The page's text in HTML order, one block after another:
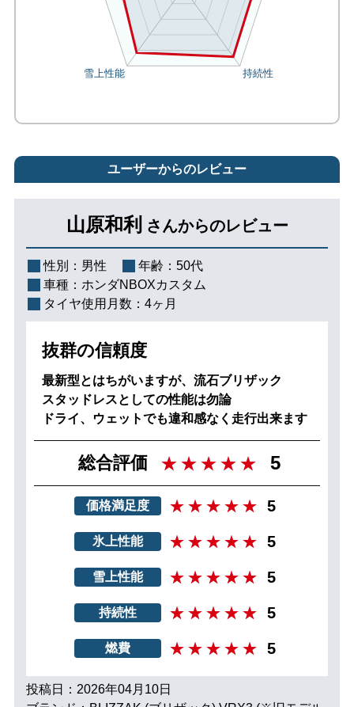
ユーザーからのレビュー
山原和利 さんからのレビュー
性別： 男性 年齢： 50代
車種： ホンダNBOXカスタム
タイヤ使用月数： 4ヶ月
抜群の信頼度
最新型とはちがいますが、流石ブリザック
スタッドレスとしての性能は勿論
ドライ、ウェットでも違和感なく走行出来ます
総合評価 5
価格満足度 5
氷上性能 5
雪上性能 5
持続性 5
燃費 5
投稿日：2026年04月10日